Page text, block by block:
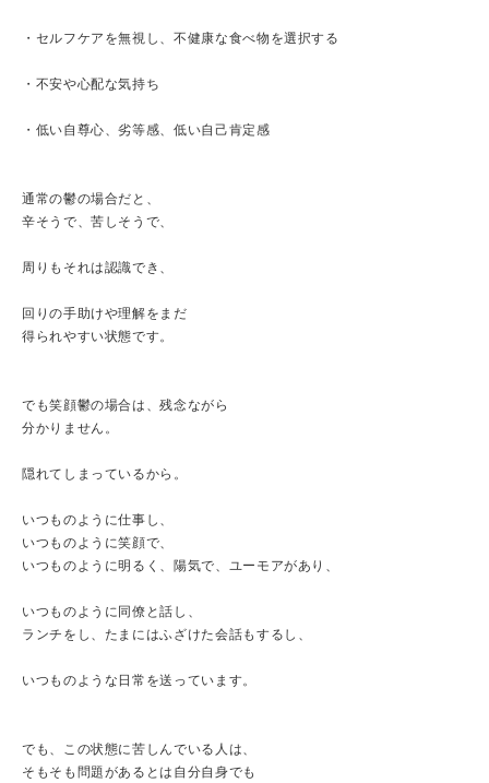
・セルフケアを無視し、不健康な食べ物を選択する
・不安や心配な気持ち
・低い自尊心、劣等感、低い自己肯定感
通常の鬱の場合だと、
辛そうで、苦しそうで、
周りもそれは認識でき、
回りの手助けや理解をまだ
得られやすい状態です。
でも笑顔鬱の場合は、残念ながら
分かりません。
隠れてしまっているから。
いつものように仕事し、
いつものように笑顔で、
いつものように明るく、陽気で、ユーモアがあり、
いつものように同僚と話し、
ランチをし、たまにはふざけた会話もするし、
いつものような日常を送っています。
でも、この状態に苦しんでいる人は、
そもそも問題があるとは自分自身でも